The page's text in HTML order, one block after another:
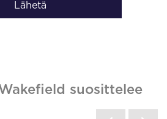
Lähetä
suosittelee